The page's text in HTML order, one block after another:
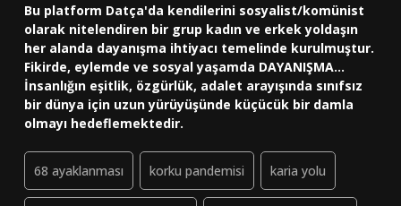
Bu platform Datça'da kendilerini sosyalist/komünist
olarak nitelendiren bir grup kadın ve erkek yoldaşın
her alanda dayanışma ihtiyacı temelinde kurulmuştur.
Fikirde, eylemde ve sosyal yaşamda DAYANIŞMA...
İnsanlığın eşitlik, özgürlük, adalet arayışında sınıfsız
bir dünya için uzun yürüyüşünde küçücük bir damla
olmayı hedeflemektedir.
68 ayaklanması korku pandemisi karia yolu